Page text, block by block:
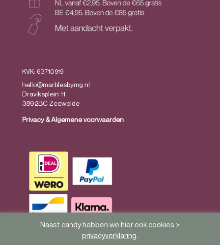
KVK: 63710919
hello@marblesbymg.nl
Draviksplein 11
3892BC Zeewolde
Privacy&Algemene voorwaarden
Naast candy hebben we hier ook cookies >
privacyverklaring.